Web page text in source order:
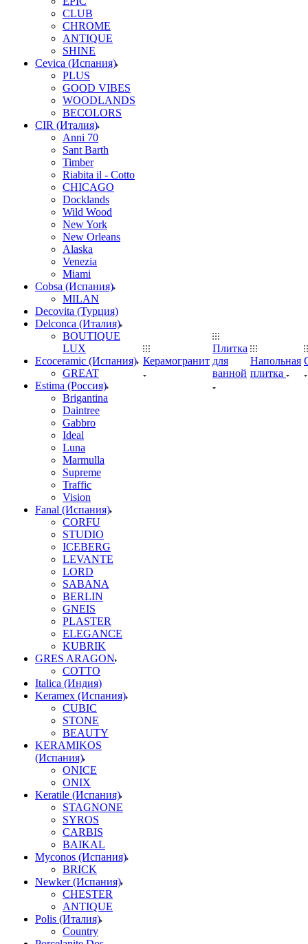
CLUB
CHROME
ANTIQUE
SHINE
Cevica (Испания)
PLUS
GOOD VIBES
WOODLANDS
BECOLORS
CIR (Италия)
Anni 70
Sant Barth
Timber
Riabita il - Cotto
CHICAGO
Docklands
Wild Wood
New York
New Orleans
Alaska
Venezia
Miami
Cobsa (Испания)
MILAN
Decovita (Турция)
Delconca (Италия)
BOUTIQUE
LUX
Ecoceramic (Испания)
GREAT
Estima (Россия)
Brigantina
Daintree
Gabbro
Ideal
Luna
Marmulla
Supreme
Traffic
Vision
Fanal (Испания)
CORFU
STUDIO
ICEBERG
LEVANTE
LORD
SABANA
BERLIN
GNEIS
PLASTER
ELEGANCE
KUBRIK
GRES ARAGON
COTTO
Italica (Индия)
Keramex (Испания)
CUBIC
STONE
BEAUTY
KERAMIKOS
(Испания)
ONICE
ONIX
Keratile (Испания)
STAGNONE
SYROS
CARBIS
BAIKAL
Myconos (Испания)
BRICK
Newker (Испания)
CHESTER
ANTIQUE
Polis (Италия)
Country
Керамогранит
Плитка
для
ванной
Напольная
плитка